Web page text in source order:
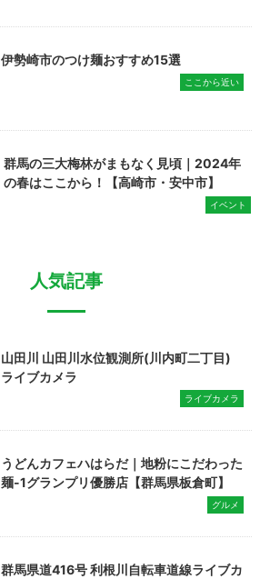
伊勢崎市のつけ麺おすすめ15選
ここから近い
群馬の三大梅林がまもなく見頃｜2024年
の春はここから！【高崎市・安中市】
イベント
人気記事
山田川 山田川水位観測所(川内町二丁目)
ライブカメラ
ライブカメラ
うどんカフェハはらだ｜地粉にこだわった
麺-1グランプリ優勝店【群馬県板倉町】
グルメ
群馬県道416号 利根川自転車道線ライブカ